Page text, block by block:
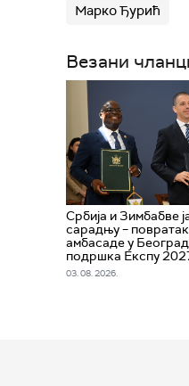
Марко Ђурић
Везани
Србија и Зимбабве
сарадњу – повратак
амбасаде у
подршка Експу
03. 08. 2026.